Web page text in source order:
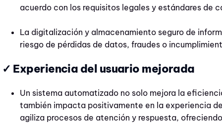
acuerdo con los requisitos legales y estándares de
La digitalización y almacenamiento seguro de
riesgo de pérdidas de datos, fraudes o
✓ Experiencia del usuario mejorada
Un sistema automatizado no solo mejora la
también impacta positivamente en la experiencia
agiliza procesos de atención y respuesta,